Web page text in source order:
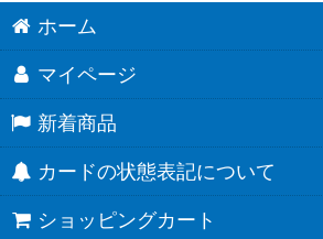
ホーム
マイページ
新着商品
カードの状態表記について
ショッピングカート